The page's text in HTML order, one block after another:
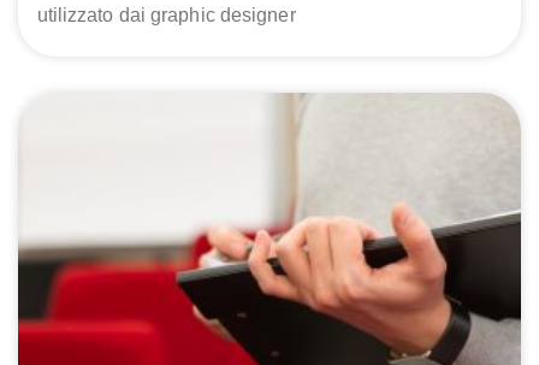
utilizzato dai graphic designer